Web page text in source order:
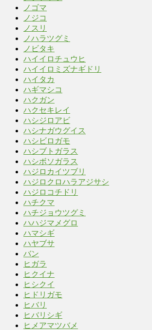
ノゴマ
ノジコ
ノスリ
ノハラツグミ
ノビタキ
ハイイロチュウヒ
ハイイロミズナギドリ
ハイタカ
ハギマシコ
ハクガン
ハクセキレイ
ハシジロアビ
ハシナガウグイス
ハシビロガモ
ハシブトガラス
ハシボソガラス
ハジロカイツブリ
ハジロクロハラアジサシ
ハジロコチドリ
ハチクマ
ハチジョウツグミ
ハハジマ‪メグロ
ハマシギ
ハヤブサ
バン
ヒガラ
ヒクイナ
ヒシクイ
ヒドリガモ
ヒバリ
ヒバリシギ
ヒメアマツバメ